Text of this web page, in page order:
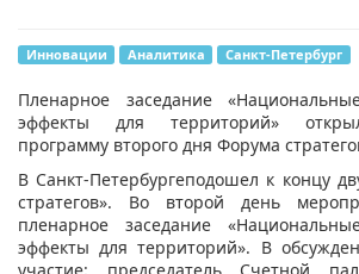
Инновации Аналитика Санкт-Петербург
​Пленарное заседание
эффекты для территорий»
программу второго дня Форума
В Санкт-Петербургеподошел к концу
стратегов». Во второй день
пленарное заседание
эффекты для территорий». В